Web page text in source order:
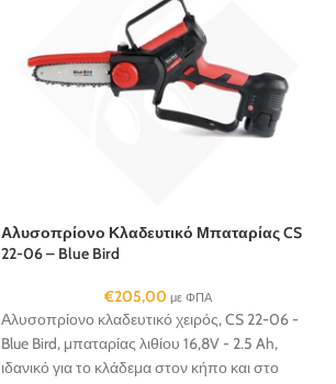
Αλυσοπρίονο Κλαδευτικό Μπαταρίας CS
22-06 – Blue Bird
€205,00 με ΦΠΑ
Αλυσοπρίονο κλαδευτικό χειρός, CS 22-06 -
Blue Bird, μπαταρίας λιθίου 16,8V - 2.5 Ah,
ιδανικό για το κλάδεμα στον κήπο και στο